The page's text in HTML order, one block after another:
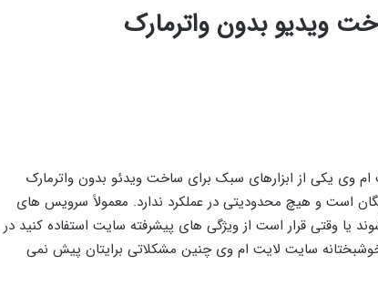
وی یکی از ابزارهای سبک برای ساخت ویدئو بدون واترمارک
است و هیچ محدودیتی در عملکرد ندارد. معمولاً سرویس های
یا وقتی قرار است از ویژگی های پیشرفته سایت استفاده کنید در
سایت لایت ام وی چنین مشکلاتی برایتان پیش نمی